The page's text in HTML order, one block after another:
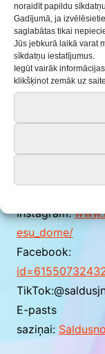
noraidīt papildu
Gadījumā, ja
saglabātas tikai
Jūs jebkurā laikā varat
sīkdatņu iestatījumus.
Iegūt vairāk
klikšķinot zemāk uz
Sēdē
Saldus
Izglītības,
Izglītības un
Irēna
centra direktore
un Brocēnu
Par Saldus
iespējams
Instagram:
esu_dome/
E-pasts
saziņai: